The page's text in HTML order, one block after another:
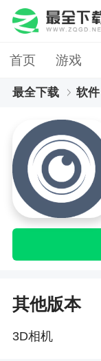
首页 游戏
最全下载 软件
其他版本
3D相机